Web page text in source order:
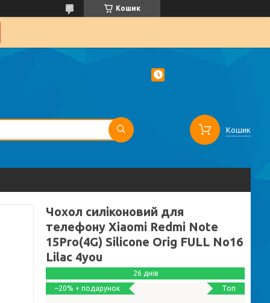
Кошик
Кошик
Чохол силіконовий для
телефону Xiaomi Redmi Note
15Pro(4G) Silicone Orig FULL No16
Lilac 4you
Топ
26 днів
–20%